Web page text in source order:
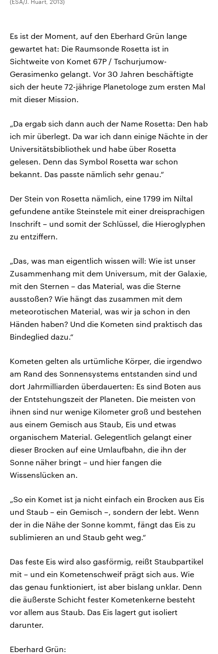
(ESA/J. Huart, 2013)
Es ist der Moment, auf den Eberhard Grün lange
gewartet hat: Die Raumsonde Rosetta ist in
Sichtweite von Komet 67P / Tschurjumow-
Gerasimenko gelangt. Vor 30 Jahren beschäftigte
sich der heute 72-jährige Planetologe zum ersten Mal
mit dieser Mission.
„Da ergab sich dann auch der Name Rosetta: Den hab
ich mir überlegt. Da war ich dann einige Nächte in der
Universitätsbibliothek und habe über Rosetta
gelesen. Denn das Symbol Rosetta war schon
bekannt. Das passte nämlich sehr genau.“
Der Stein von Rosetta nämlich, eine 1799 im Niltal
gefundene antike Steinstele mit einer dreisprachigen
Inschrift – und somit der Schlüssel, die Hieroglyphen
zu entziffern.
„Das, was man eigentlich wissen will: Wie ist unser
Zusammenhang mit dem Universum, mit der Galaxie,
mit den Sternen – das Material, was die Sterne
ausstoßen? Wie hängt das zusammen mit dem
meteorotischen Material, was wir ja schon in den
Händen haben? Und die Kometen sind praktisch das
Bindeglied dazu.“
Kometen gelten als urtümliche Körper, die irgendwo
am Rand des Sonnensystems entstanden sind und
dort Jahrmilliarden überdauerten: Es sind Boten aus
der Entstehungszeit der Planeten. Die meisten von
ihnen sind nur wenige Kilometer groß und bestehen
aus einem Gemisch aus Staub, Eis und etwas
organischem Material. Gelegentlich gelangt einer
dieser Brocken auf eine Umlaufbahn, die ihn der
Sonne näher bringt – und hier fangen die
Wissenslücken an.
„So ein Komet ist ja nicht einfach ein Brocken aus Eis
und Staub – ein Gemisch –, sondern der lebt. Wenn
der in die Nähe der Sonne kommt, fängt das Eis zu
sublimieren an und Staub geht weg.“
Das feste Eis wird also gasförmig, reißt Staubpartikel
mit – und ein Kometenschweif prägt sich aus. Wie
das genau funktioniert, ist aber bislang unklar. Denn
die äußerste Schicht fester Kometenkerne besteht
vor allem aus Staub. Das Eis lagert gut isoliert
darunter.
Eberhard Grün: